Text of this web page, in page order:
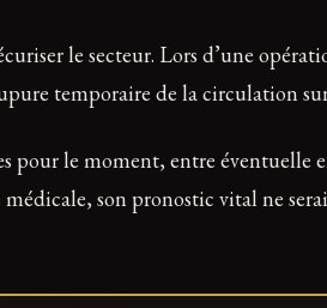
le secteur. Lors d’une
temporaire de la circulation
pour le moment, entre
son pronostic vital ne